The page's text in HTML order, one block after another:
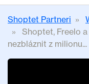
Shoptet Partneri
Shoptet, Freelo
nezbláznit z milionu...